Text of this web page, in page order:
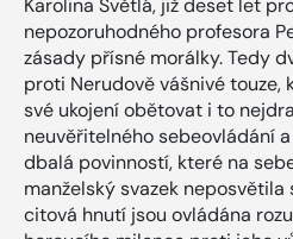
Karolina Světlá, již deset let
nepozoruhodného profesora
zásady přísné morálky. Tedy
proti Nerudově vášnivé touze,
své ukojení obětovat i to
neuvěřitelného sebeovládání
dbalá povinností, které na
manželský svazek neposvětila
citová hnutí jsou ovládána